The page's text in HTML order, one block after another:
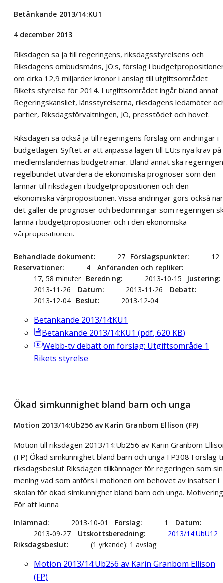
Betänkande 2013/14:KU1
4 december 2013
Riksdagen sa ja till regeringens, riksdagsstyrelsens och
Riksdagens ombudsmäns, JO:s, förslag i
om cirka 12,9 miljarder kronor i anslag till utgiftsområdet
Rikets styrelse för 2014. I utgiftsområdet ingår bland annat
Regeringskansliet, länsstyrelserna, riksdagens ledamöter
partier, Riksdagsförvaltningen, JO, presstödet och hovet.
Riksdagen sa också ja till regeringens förslag om ändringar i
budgetlagen. Syftet är att anpassa lagen till EU:s nya krav på
medlemsländernas budgetramar. Bland annat ska regeringen
regelbundet utvärdera de ekonomiska prognoser som den
lämnar till riksdagen i budgetpropositionen och den
ekonomiska vårpropositionen. Vissa ändringar görs också när
det gäller de prognoser och bedömningar som regeringen
lämna i budgetpropositionen och i den ekonomiska
vårpropositionen.
Behandlade dokument 27 Förslagspunkter
12
Reservationer
4
Anföranden och repliker
17, 58 minuter Beredning 2013-10-15
Justering
2013-11-26
Datum 2013-11-26
Debatt
2013-12-04 Beslut 2013-12-04
Betänkande 2013/14:KU1
Betänkande 2013/14:KU1 (pdf, 620 KB)
Webb-tvdebatt om förslag: Utgiftsområde 1
Rikets styrelse
Ökad simkunnighet bland barn och unga
Motion 2013/14:Ub256 av Karin Granbom Ellison (FP)
Motion till riksdagen 2013/14:Ub256 av Karin Granbom
(FP) Ökad simkunnighet bland barn och unga FP308 Förslag
riksdagsbeslut Riksdagen tillkännager för regeringen som sin
mening vad som anförs i motionen om behovet av insatser i
skolan för ökad simkunnighet bland barn och unga. Motivering
För att kunna
Inlämnad 2013-10-01 Förslag 1
Datum
2013-09-27
Utskottsberedning
2013/14:UbU12
Riksdagsbeslut
(1 yrkande): 1 avslag
Motion 2013/14:Ub256 av Karin Granbom Ellison
(FP)